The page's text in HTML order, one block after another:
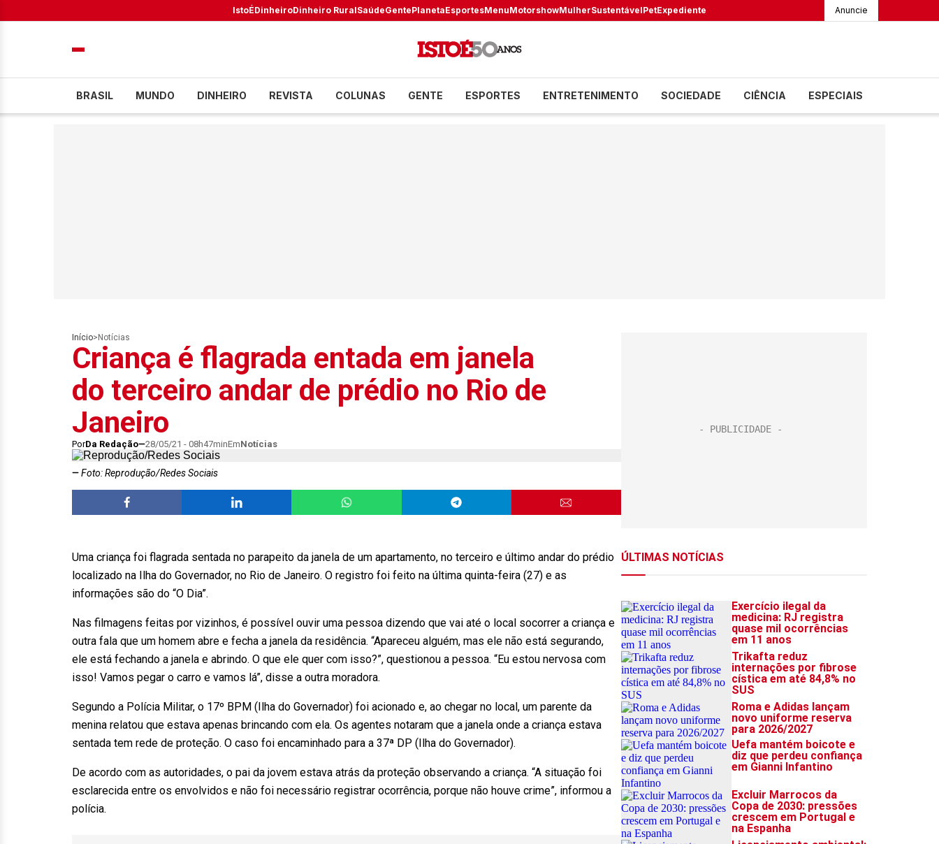
IstoÉDinheiroDinheiro RuralSaúdeGentePlanetaEsportesMenuMotorshowMulherSustentávelPetExpediente Anuncie
BRASIL MUNDO DINHEIRO REVISTA COLUNAS GENTE ESPORTES ENTRETENIMENTO SOCIEDADE CIÊNCIA ESPECIAIS
Início> Notícias
Criança é flagrada entada em janela
do terceiro andar de prédio no Rio de
Janeiro
PorDa Redação 28/05/21 - 08h47minEmNotícias
Foto: Reprodução/Redes Sociais
Uma criança foi flagrada sentada no parapeito da janela de um apartamento, no terceiro e último andar do prédio
localizado na Ilha do Governador, no Rio de Janeiro. O registro foi feito na última quinta-feira (27) e as
informações são do “O Dia”.
Nas filmagens feitas por vizinhos, é possível ouvir uma pessoa dizendo que vai até o local socorrer a criança e
outra fala que um homem abre e fecha a janela da residência. “Apareceu alguém, mas ele não está segurando,
ele está fechando a janela e abrindo. O que ele quer com isso?”, questionou a pessoa. “Eu estou nervosa com
isso! Vamos pegar o carro e vamos lá”, disse a outra moradora.
Segundo a Polícia Militar, o 17º BPM (Ilha do Governador) foi acionado e, ao chegar no local, um parente da
menina relatou que estava apenas brincando com ela. Os agentes notaram que a janela onde a criança estava
sentada tem rede de proteção. O caso foi encaminhado para a 37ª DP (Ilha do Governador).
De acordo com as autoridades, o pai da jovem estava atrás da proteção observando a criança. “A situação foi
esclarecida entre os envolvidos e não foi necessário registrar ocorrência, porque não houve crime”, informou a
polícia.